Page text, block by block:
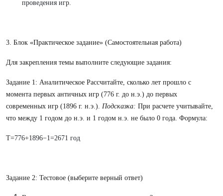
проведения игр.
3. Блок «Практическое задание» (Самостоятельная работа)
Для закрепления темы выполните следующие задания:
Задание 1: Аналитическое Рассчитайте, сколько лет прошло с
момента первых античных игр (776 г. до н.э.) до первых
современных игр (1896 г. н.э.). Подсказка: При расчете учитывайте,
что между 1 годом до н.э. и 1 годом н.э. не было 0 года. Формула:
T=776+1896−1=2671 год
Задание 2: Тестовое (выберите верный ответ)